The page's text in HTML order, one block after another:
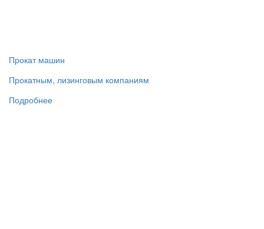
Прокат машин
Прокатным, лизинговым компаниям
Подробнее